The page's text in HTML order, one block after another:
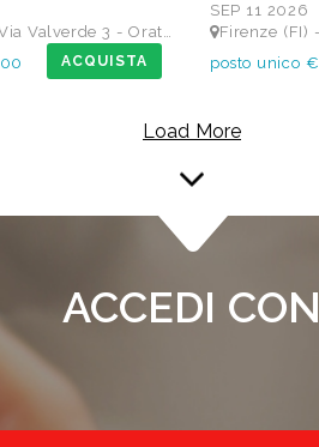
3 - Oratorio Santa Cita
ACQUISTA
SEP 11 2026
Firenze (FI) - Piazzale di
posto unico
Load More
ACCEDI CON